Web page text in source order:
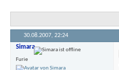
30.08.2007, 22:24
Simara
Furie